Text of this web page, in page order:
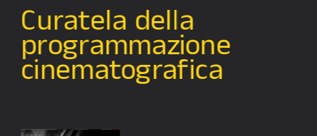
Curatela della
programmazione
cinematografica